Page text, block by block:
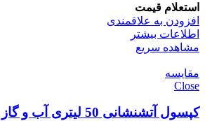
استعلام قیمت
افزودن به علاقمندی
اطلاعات بیشتر
مشاهده سریع
مقایسه
Close
کپسول آتشنشانی 50 لیتری آب و گاز روناک